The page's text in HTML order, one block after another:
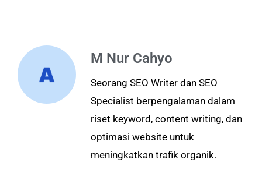
M Nur Cahyo
Seorang SEO Writer dan SEO
Specialist berpengalaman dalam
riset keyword, content writing, dan
optimasi website untuk
meningkatkan trafik organik.